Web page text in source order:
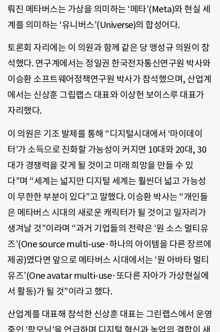
뤄진 메타버스는 가상을 의미하는 ‘메타’(Meta)와 현실 세
계를 의미하는 ‘유니버스’(Universe)의 합성어다.
토론회 자리에는 이 의원과 함께 같은 당 맹성규 의원이 참
석했다. 연구계에서는 정일권 한국전자통신연구원 박사와
이승환 소프트웨어정책연구원 박사가 참석했으며, 산업계
에서는 신상훈 그립랩스 대표와 이상헌 보이스루 대표가
자리했다.
이 의원은 기조 발제를 통해 “디지털시대에서 ‘마이데이
터’가 소득으로 진화할 가능성이 커지면 10대와 20대, 30
대가 경쟁력을 갖게 될 것이고 미래 희망을 만들 수 있
다”며 “세계는 넓지만 디지털 세계는 훨씬더 넓고 가능성
이 무한한 부분이 있다”고 말했다. 이승환 박사는 “개인들
은 메타버스 시대의 새로운 캐릭터가 될 것이고 일자리가
생겨날 것”이라며 “과거 기업들의 전략은 ‘원 소스 멀티유
즈’(One source multi-use·하나의 아이템을 다른 장르에
제공)였다면 앞으로 메타버스 시대에서는 ‘원 아바타 멀티
유즈’(One avatar multi-use·또다른 자아가 가상현실에
서 활동)가 될 것”이라고 했다.
산업계를 대표해 참석한 신상훈 대표는 그린랩스에서 운영